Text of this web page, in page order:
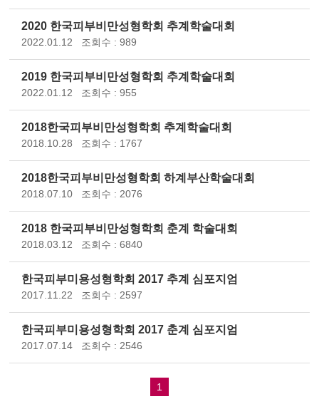
2020 한국피부비만성형학회 추계학술대회
2022.01.12 조회수 : 989
2019 한국피부비만성형학회 추계학술대회
2022.01.12 조회수 : 955
2018한국피부비만성형학회 추계학술대회
2018.10.28 조회수 : 1767
2018한국피부비만성형학회 하계부산학술대회
2018.07.10 조회수 : 2076
2018 한국피부비만성형학회 춘계 학술대회
2018.03.12 조회수 : 6840
한국피부미용성형학회 2017 추계 심포지엄
2017.11.22 조회수 : 2597
한국피부미용성형학회 2017 춘계 심포지엄
2017.07.14 조회수 : 2546
1